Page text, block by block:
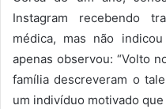
Instagram recebendo
médica, mas não
apenas observou: “Volto
família descreveram o
um indivíduo motivado